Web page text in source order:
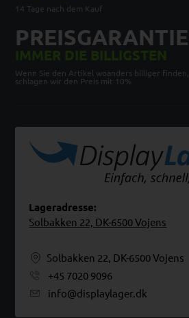
14 Tage nach dem Kauf
PREISGARANTIE
IMMER DIE BILLIGSTEN
Wenn Sie den Artikel woanders billiger finden,
schlagen wir den Preis mit 10%
Lageradresse:
Solbakken 22, DK-6500 Vojens
Solbakken 22, DK-6500 Vojens
+45 7020 9096
info@displaylager.dk